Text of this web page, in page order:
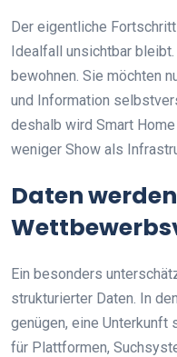
Der eigentliche
Idealfall unsichtbar
bewohnen. Sie möchten
und Information
deshalb wird Smart
weniger Show als
Daten
Ein besonders
strukturierter Daten. In
genügen, eine Unterkunft
für Plattformen,